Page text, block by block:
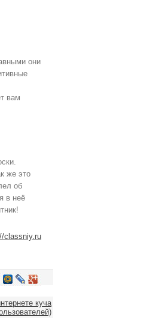
они
вам
же это
об
в неё
classniy.ru
куча